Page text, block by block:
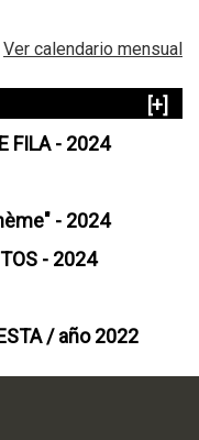
Ver calendario mensual
[+]
FILA - 2024
- 2024
- 2024
/ año 2022